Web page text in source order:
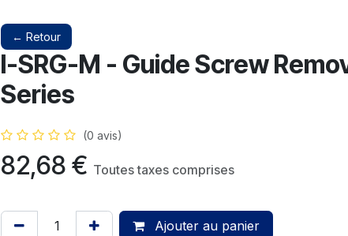
← Retour
I-SRG-M - Guide Screw
Series
(0 avis)
82,68 € Toutes taxes comprises
Ajouter au panier